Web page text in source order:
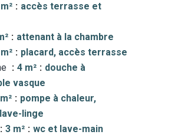
accès terrasse et
attenant à la chambre
placard, accès terrasse
4 m²
douche à
vasque
pompe à chaleur,
linge
3 m²
wc et lave-main